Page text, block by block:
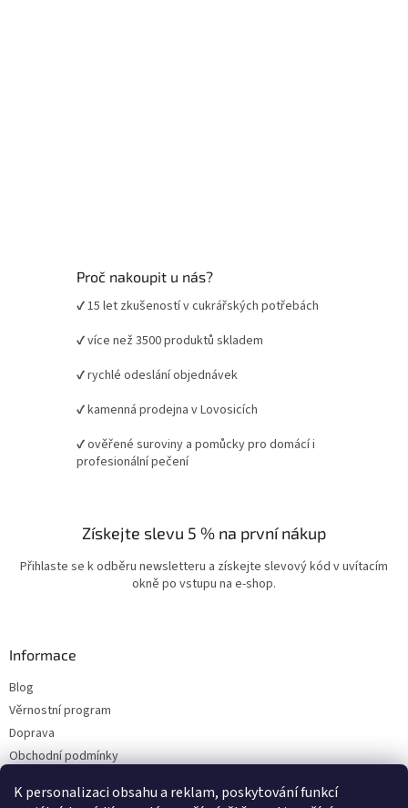
K personalizaci obsahu a reklam, poskytování funkcí
Proč nakoupit u nás?
✔ 15 let zkušeností v cukrářských potřebách
✔ více než 3500 produktů skladem
✔ rychlé odeslání objednávek
✔ kamenná prodejna v Lovosicích
✔ ověřené suroviny a pomůcky pro domácí i
profesionální pečení
Získejte slevu 5 % na první nákup
Přihlaste se k odběru newsletteru a získejte slevový kód v uvítacím
okně po vstupu na e-shop.
Informace
Blog
Věrnostní program
Doprava
Obchodní podmínky
Kontakty